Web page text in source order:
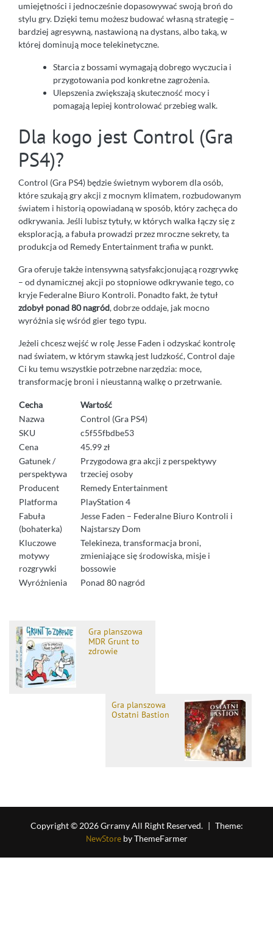
umiejętności i jednocześnie dopasowywać swoją broń do
stylu gry. Dzięki temu możesz budować własną strategię –
bardziej agresywną, nastawioną na dystans, albo taką, w
której dominują moce telekinetyczne.
Starcia z bossami wymagają dobrego wyczucia i
przygotowania pod konkretne zagrożenia.
Ulepszenia zwiększają skuteczność mocy i
pomagają lepiej kontrolować przebieg walk.
Dla kogo jest Control (Gra
PS4)?
Control (Gra PS4) będzie świetnym wyborem dla osób,
które szukają gry akcji z mocnym klimatem, rozbudowanym
światem i historią opowiadaną w sposób, który zachęca do
odkrywania. Jeśli lubisz tytuły, w których walka łączy się z
eksploracją, a fabuła prowadzi przez mroczne sekrety, ta
produkcja od Remedy Entertainment trafia w punkt.
Gra oferuje także intensywną satysfakcjonującą rozgrywkę
– od dynamicznej akcji po stopniowe odkrywanie tego, co
kryje Federalne Biuro Kontroli. Ponadto fakt, że tytuł
zdobył ponad 80 nagród, dobrze oddaje, jak mocno
wyróżnia się wśród gier tego typu.
Jeżeli chcesz wejść w rolę Jesse Faden i odzyskać kontrolę
nad światem, w którym stawką jest ludzkość, Control daje
Ci ku temu wszystkie potrzebne narzędzia: moce,
transformację broni i nieustanną walkę o przetrwanie.
Cecha
Wartość
Nazwa
Control (Gra PS4)
SKU
c5f55fbdbe53
Cena
45.99 zł
Gatunek /
perspektywa
Przygodowa gra akcji z perspektywy
trzeciej osoby
Producent
Remedy Entertainment
Platforma
PlayStation 4
Fabuła
(bohaterka)
Jesse Faden – Federalne Biuro Kontroli i
Najstarszy Dom
Kluczowe
motywy
rozgrywki
Telekineza, transformacja broni,
zmieniające się środowiska, misje i
bossowie
Wyróżnienia
Ponad 80 nagród
Gra planszowa
MDR Grunt to
zdrowie
Gra planszowa
Ostatni Bastion
Copyright © 2026 Grramy All Right Reserved. | Theme:
NewStoreby ThemeFarmer